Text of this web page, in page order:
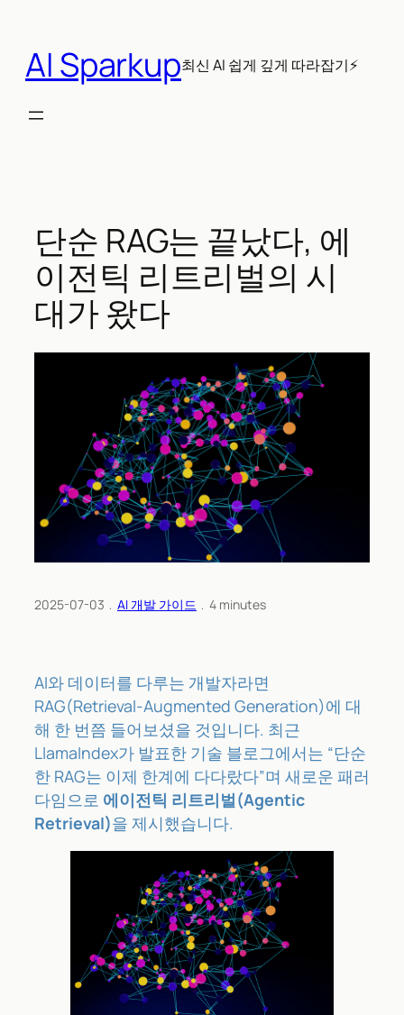
AI Sparkup최신 AI 쉽게 깊게 따라잡기⚡
단순 RAG는 끝났다, 에
이전틱 리트리벌의 시
대가 왔다
2025-07-03 ﹒ AI 개발 가이드 ﹒ 4 minutes
AI와 데이터를 다루는 개발자라면
RAG(Retrieval-Augmented Generation)에 대
해 한 번쯤 들어보셨을 것입니다. 최근
LlamaIndex가 발표한 기술 블로그에서는 “단순
한 RAG는 이제 한계에 다다랐다”며 새로운 패러
다임으로 에이전틱 리트리벌(Agentic
Retrieval)을 제시했습니다.